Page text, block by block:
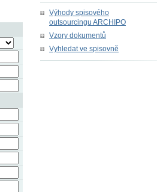
Výhody spisového
outsourcingu ARCHIPO
Vzory dokumentů
Vyhledat ve spisovně